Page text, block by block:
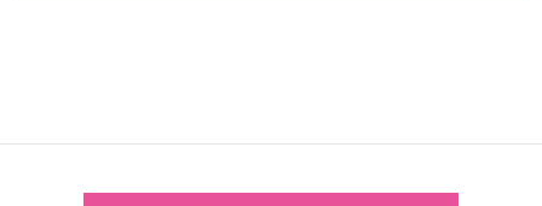
①TCBグループが患者様から取得する情報